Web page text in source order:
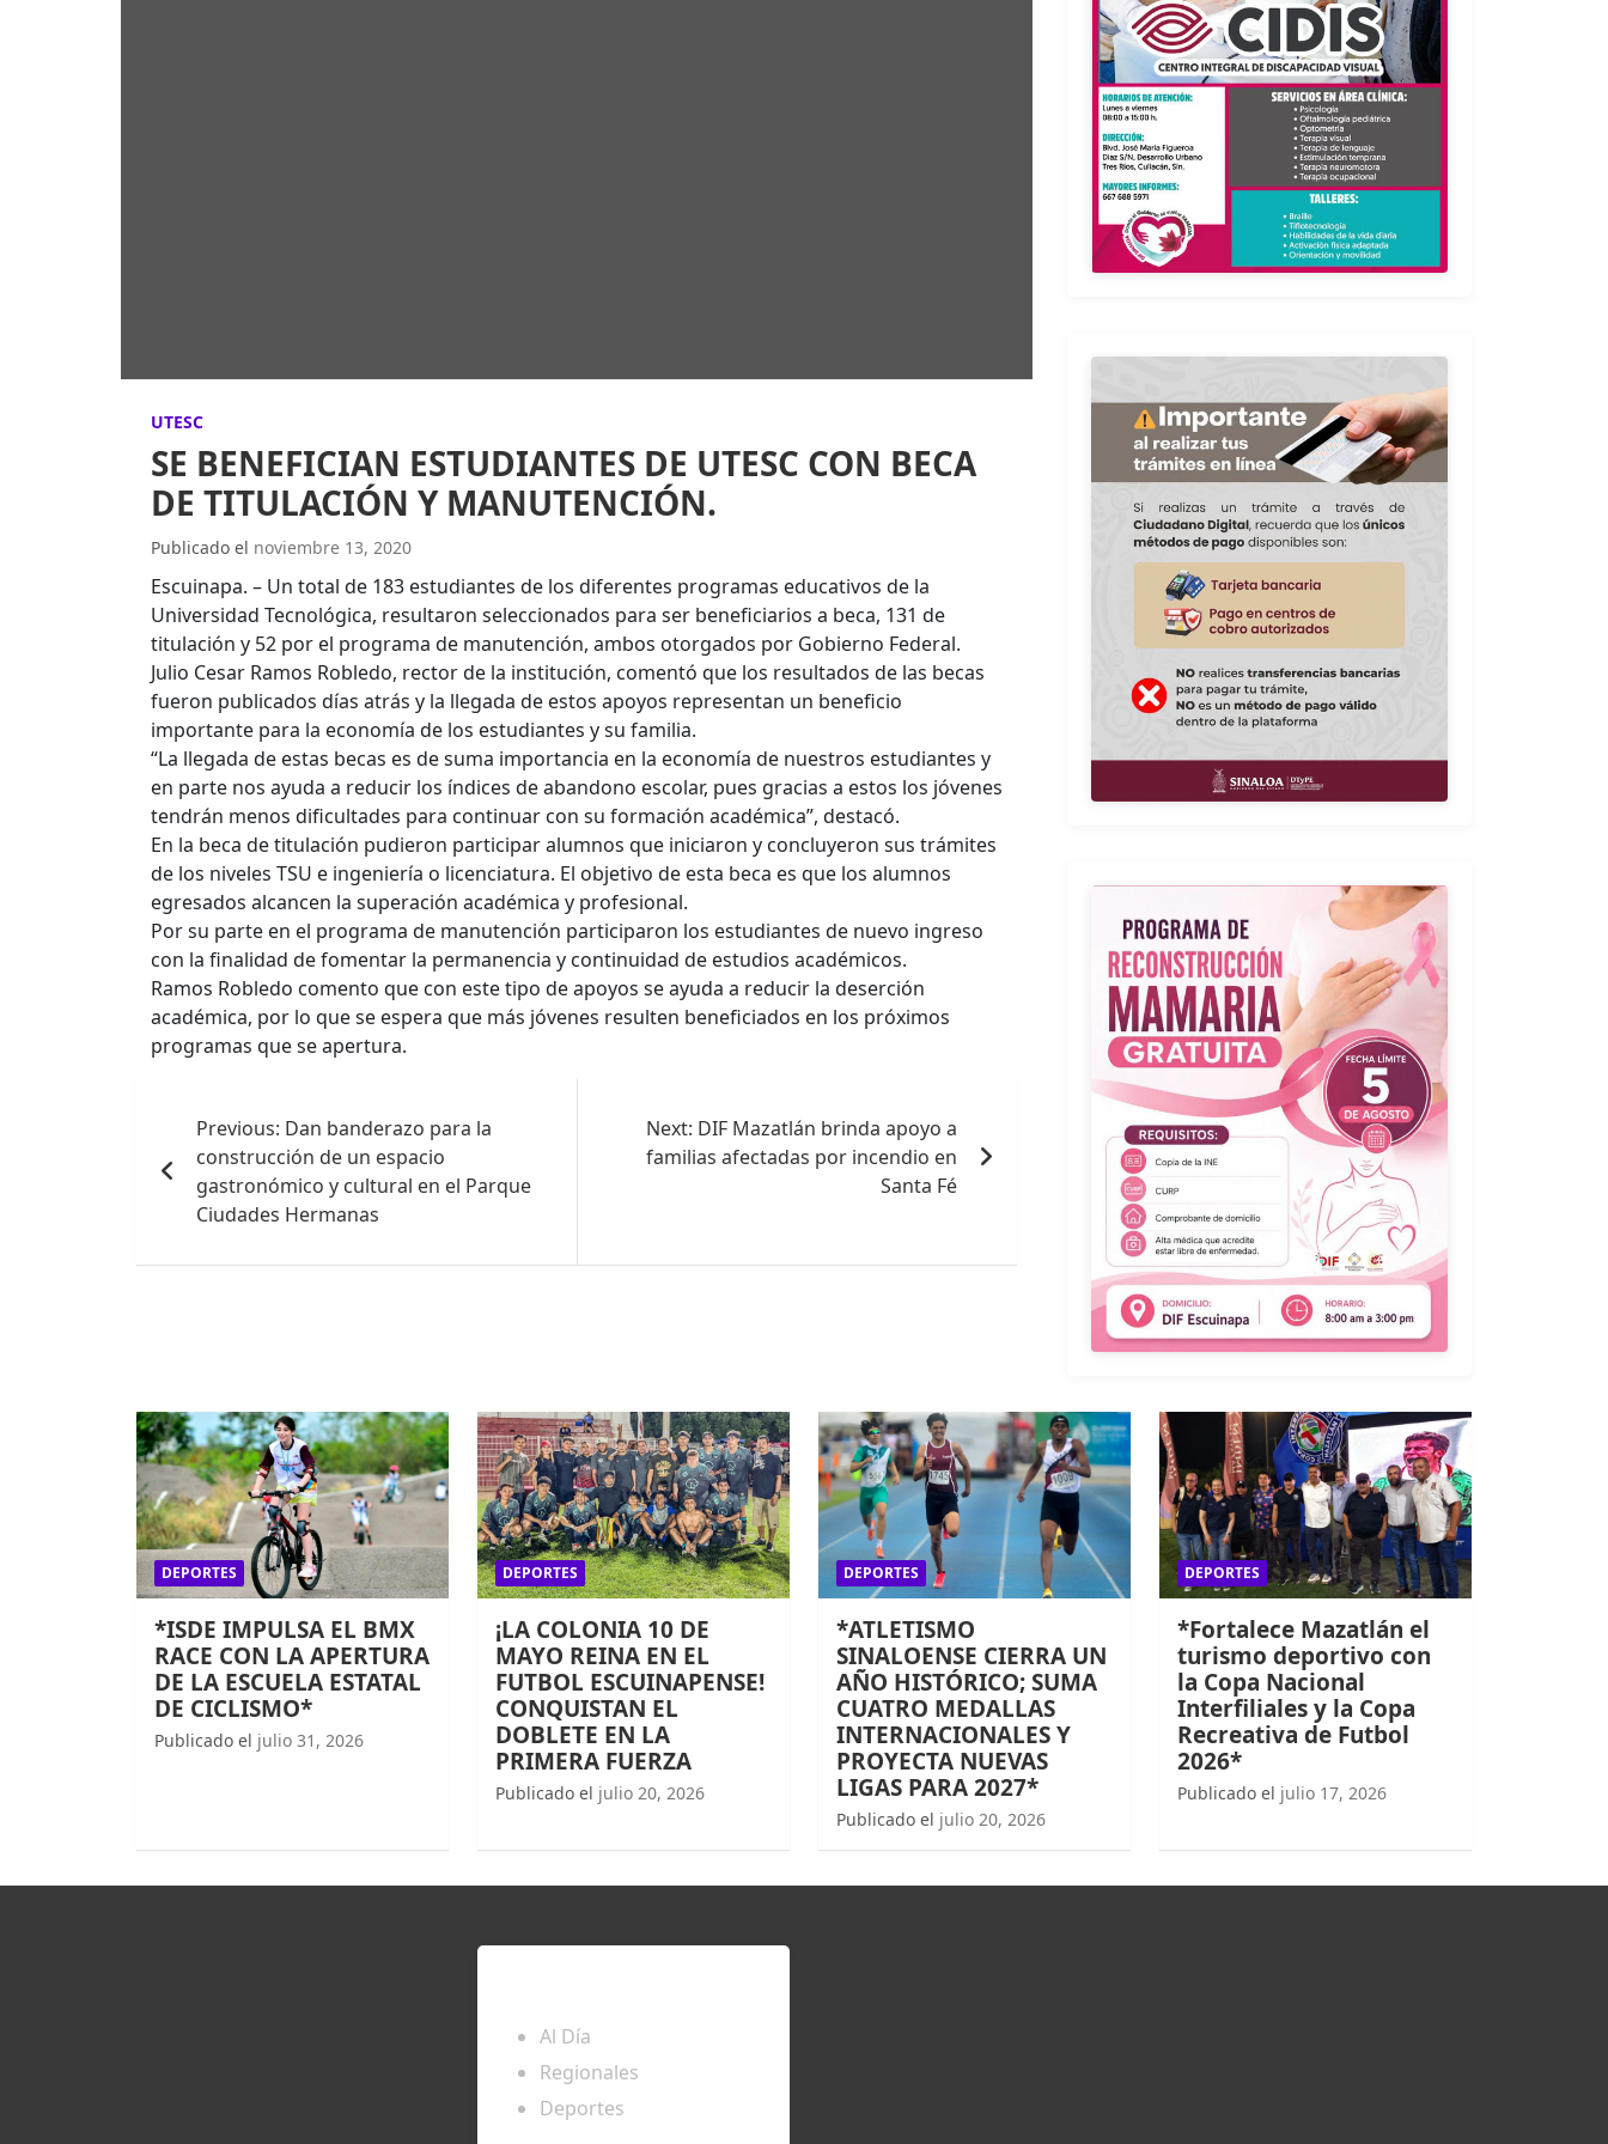
UTESC
SE BENEFICIAN ESTUDIANTES DE UTESC CON BECA
DE TITULACIÓN Y MANUTENCIÓN.
Publicado el noviembre 13, 2020
Escuinapa. – Un total de 183 estudiantes de los diferentes programas educativos de la
Universidad Tecnológica, resultaron seleccionados para ser beneficiarios a beca, 131 de
titulación y 52 por el programa de manutención, ambos otorgados por Gobierno Federal.
Julio Cesar Ramos Robledo, rector de la institución, comentó que los resultados de las becas
fueron publicados días atrás y la llegada de estos apoyos representan un beneficio
importante para la economía de los estudiantes y su familia.
“La llegada de estas becas es de suma importancia en la economía de nuestros estudiantes y
en parte nos ayuda a reducir los índices de abandono escolar, pues gracias a estos los jóvenes
tendrán menos dificultades para continuar con su formación académica”, destacó.
En la beca de titulación pudieron participar alumnos que iniciaron y concluyeron sus trámites
de los niveles TSU e ingeniería o licenciatura. El objetivo de esta beca es que los alumnos
egresados alcancen la superación académica y profesional.
Por su parte en el programa de manutención participaron los estudiantes de nuevo ingreso
con la finalidad de fomentar la permanencia y continuidad de estudios académicos.
Ramos Robledo comento que con este tipo de apoyos se ayuda a reducir la deserción
académica, por lo que se espera que más jóvenes resulten beneficiados en los próximos
programas que se apertura.
entradas
Previous: Dan banderazo para la
construcción de un espacio
gastronómico y cultural en el Parque
Ciudades Hermanas
Next: DIF Mazatlán brinda apoyo a
familias afectadas por incendio en
Santa Fé
DEPORTES
*ISDE IMPULSA EL BMX
RACE CON LA APERTURA
DE LA ESCUELA ESTATAL
DE CICLISMO*
Publicado el julio 31, 2026
DEPORTES
¡LA COLONIA 10 DE
MAYO REINA EN EL
FUTBOL ESCUINAPENSE!
CONQUISTAN EL
DOBLETE EN LA
PRIMERA FUERZA
Publicado el julio 20, 2026
DEPORTES
*ATLETISMO
SINALOENSE CIERRA UN
AÑO HISTÓRICO; SUMA
CUATRO MEDALLAS
INTERNACIONALES Y
PROYECTA NUEVAS
LIGAS PARA 2027*
Publicado el julio 20, 2026
DEPORTES
*Fortalece Mazatlán el
turismo deportivo con
la Copa Nacional
Interfiliales y la Copa
Recreativa de Futbol
2026*
Publicado el julio 17, 2026
Al Día
Regionales
Deportes